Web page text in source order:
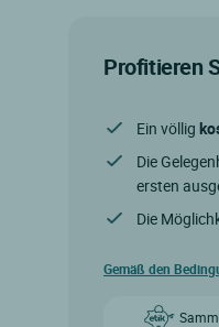
Profitieren
Ein völlig
Die
ersten
Die
Gemäß den